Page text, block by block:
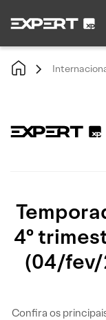
4º
(04/fev/
Confira os